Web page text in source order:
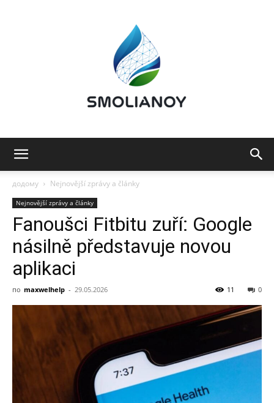
Technologie,
Inteligence
a
додому Nejnovější zprávy a články
Nejnovější zprávy a články
Fanoušci Fitbitu zuří: Google
násilně představuje novou
aplikaci
по maxwelhelp - 29.05.2026 0
11